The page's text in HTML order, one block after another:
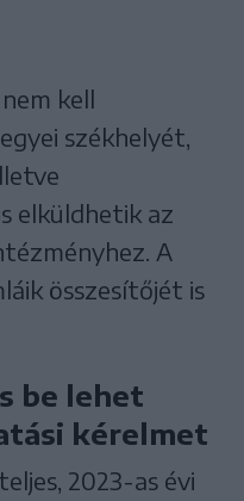
kell
székhelyét,
elküldhetik az
A
összesítőjét is
be lehet
kérelmet
2023-as évi